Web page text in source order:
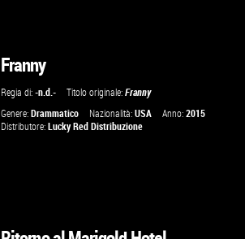
Franny
Regia di:-n.d.- Titolo originale:Franny
Genere:Drammatico Nazionalità:USA Anno:2015
Distributore:Lucky Red Distribuzione